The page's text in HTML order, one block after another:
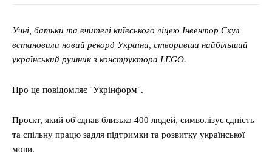
Учні, батьки та вчителі київського ліцею Інвентор Скул
встановили новий рекорд України, створивши найбільший
український рушник з конструктора LEGO.
Про це повідомляє "Укрінформ".
Проєкт, який об'єднав близько 400 людей, символізує єдність
та спільну працю задля підтримки та розвитку української
мови.